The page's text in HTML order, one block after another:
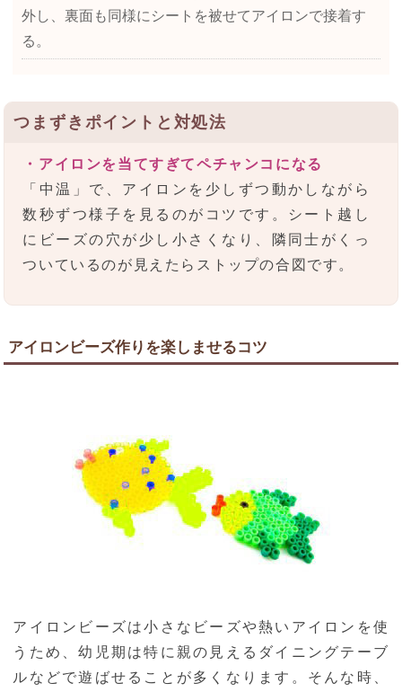
外し、裏面も同様にシートを被せてアイロンで接着す
る。
つまずきポイントと対処法
・アイロンを当てすぎてペチャンコになる
「中温」で、アイロンを少しずつ動かしながら
数秒ずつ様子を見るのがコツです。シート越し
にビーズの穴が少し小さくなり、隣同士がくっ
ついているのが見えたらストップの合図です。
アイロンビーズ作りを楽しませるコツ
アイロンビーズは小さなビーズや熱いアイロンを使
うため、幼児期は特に親の見えるダイニングテーブ
ルなどで遊ばせることが多くなります。そんな時、